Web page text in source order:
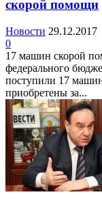
скорой помощи
Новости 29.12.2017
0
17 машин скорой
федерального
поступили 17
приобретены за...